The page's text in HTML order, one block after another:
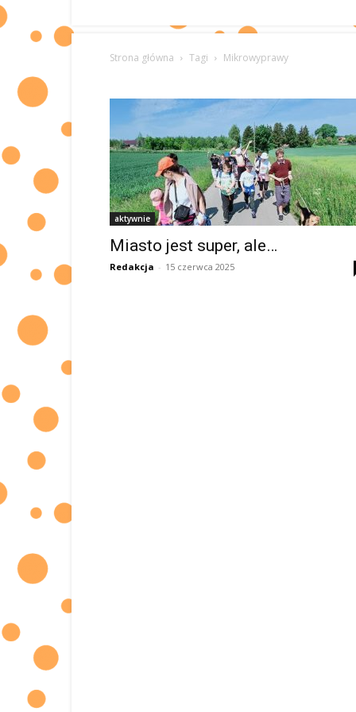
Strona główna Tagi Mikrowyprawy
aktywnie
Miasto jest super, ale…
Redakcja - 15 czerwca 2025